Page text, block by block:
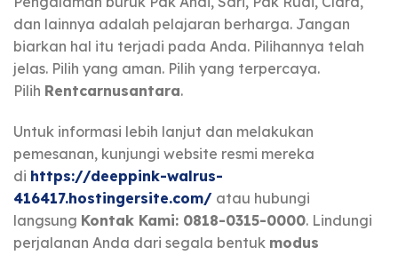
dan lainnya adalah pelajaran berharga. Jangan
biarkan hal itu terjadi pada Anda. Pilihannya telah
jelas. Pilih yang aman. Pilih yang terpercaya.
Pilih Rentcarnusantara.
Untuk informasi lebih lanjut dan melakukan
pemesanan, kunjungi website resmi mereka
di https://deeppink-walrus-
416417.hostingersite.com/ atau hubungi
langsung Kontak Kami: 0818-0315-0000. Lindungi
perjalanan Anda dari segala bentuk modus